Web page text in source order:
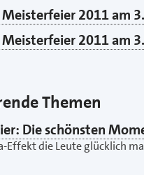
2011 am
2011 am
Themen
Die schönsten
Effekt die Leute glücklich